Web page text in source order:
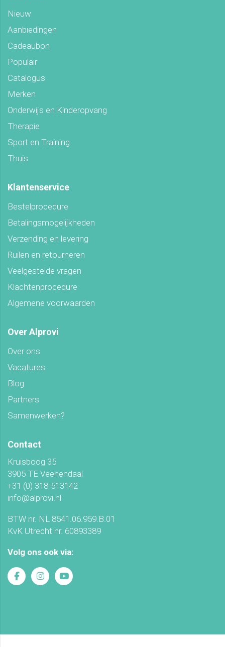
Nieuw
Aanbiedingen
Cadeaubon
Populair
Catalogus
Merken
Onderwijs en Kinderopvang
Therapie
Sport en Training
Thuis
Klantenservice
Bestelprocedure
Betalingsmogelijkheden
Verzending en levering
Ruilen en retourneren
Veelgestelde vragen
Klachtenprocedure
Algemene voorwaarden
Over Alprovi
Over ons
Vacatures
Blog
Partners
Samenwerken?
Contact
Kruisboog 35
3905 TE Veenendaal
+31 (0) 318-513142
info@alprovi.nl
BTW nr. NL 8541.06.959.B.01
KvK Utrecht nr. 60893389
Volg ons ook via: